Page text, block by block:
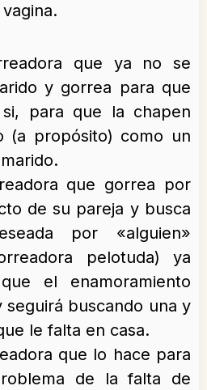
que ya no se
y gorrea para que
para que la chapen
(a propósito) como un
que gorrea por
de su pareja y busca
por «alguien»
pelotuda) ya
el enamoramiento
seguirá buscando una y
le falta en casa.
que lo hace para
de la falta de